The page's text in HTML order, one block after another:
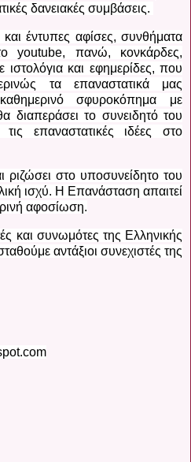
δανειακές συμβάσεις.
και έντυπες αφίσες, συνθήματα
youtube, πανώ, κονκάρδες,
και εφημερίδες, που
τα επαναστατικά μας
σφυροκόπημα με
διαπεράσει το συνειδητό του
επαναστατικές ιδέες στο
ριζώσει στο υποσυνείδητο του
ισχύ. Η Επανάσταση απαιτεί
αφοσίωση.
και συνωμότες της Ελληνικής
αντάξιοι συνεχιστές της